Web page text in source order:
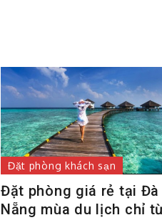
Đặt phòng khách sạn
Đặt phòng giá rẻ tại Đà
Nẵng mùa du lịch chỉ